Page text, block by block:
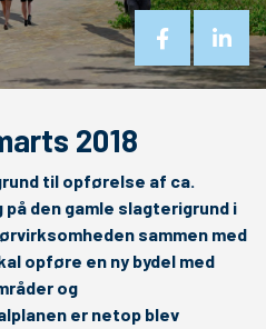
2018
til opførelse af ca.
den gamle slagterigrund i
sammen med
opføre en ny bydel med
og
er netop blev